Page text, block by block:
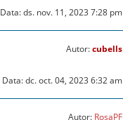
Data: ds. nov. 11, 2023 7:28 pm
Autor:cubells
Data: dc. oct. 04, 2023 6:32 am
Autor: RosaPF